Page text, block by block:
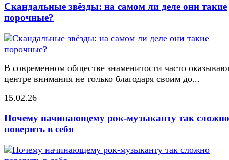
Скандальные звёзды: на самом ли деле они такие
порочные?
В современном обществе знаменитости часто
центре внимания не только благодаря своим до...
15.02.26
Почему начинающему рок-музыканту так сложно
поверить в себя